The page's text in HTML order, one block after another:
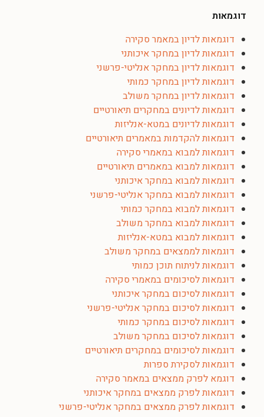
דוגמאות
דוגמאות לדיון במאמר סקירה
דוגמאות לדיון במחקר איכותני
דוגמאות לדיון במחקר אנליטי-פרשני
דוגמאות לדיון במחקר כמותי
דוגמאות לדיון במחקר משולב
דוגמאות לדיונים במחקרים תיאורטיים
דוגמאות לדיונים במטא-אנליזות
דוגמאות להקדמות במאמרים תיאורטיים
דוגמאות למבוא במאמרי סקירה
דוגמאות למבוא במאמרים תיאורטיים
דוגמאות למבוא במחקר איכותני
דוגמאות למבוא במחקר אנליטי-פרשני
דוגמאות למבוא במחקר כמותי
דוגמאות למבוא במחקר משולב
דוגמאות למבוא במטא-אנליזות
דוגמאות לממצאים במחקר משולב
דוגמאות לניתוח תוכן כמותי
דוגמאות לסיכומים במאמרי סקירה
דוגמאות לסיכום במחקר איכותני
דוגמאות לסיכום במחקר אנליטי-פרשני
דוגמאות לסיכום במחקר כמותי
דוגמאות לסיכום במחקר משולב
דוגמאות לסיכומים במחקרים תיאורטיים
דוגמאות לסקירת ספרות
דוגמא לפרק ממצאים במאמר סקירה
דוגמאות לפרק ממצאים במחקר איכותני
דוגמאות לפרק ממצאים במחקר אנליטי-פרשני